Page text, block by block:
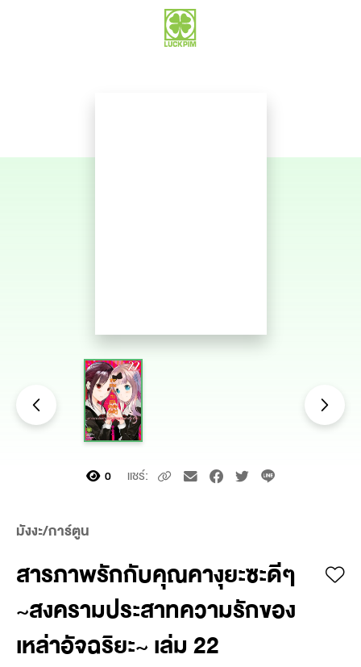
0 แชร์:
มังงะ/การ์ตูน
สารภาพรักกับคุณคางุยะซะดีๆ
~สงครามประสาทความรักของ
เหล่าอัจฉริยะ~ เล่ม 22